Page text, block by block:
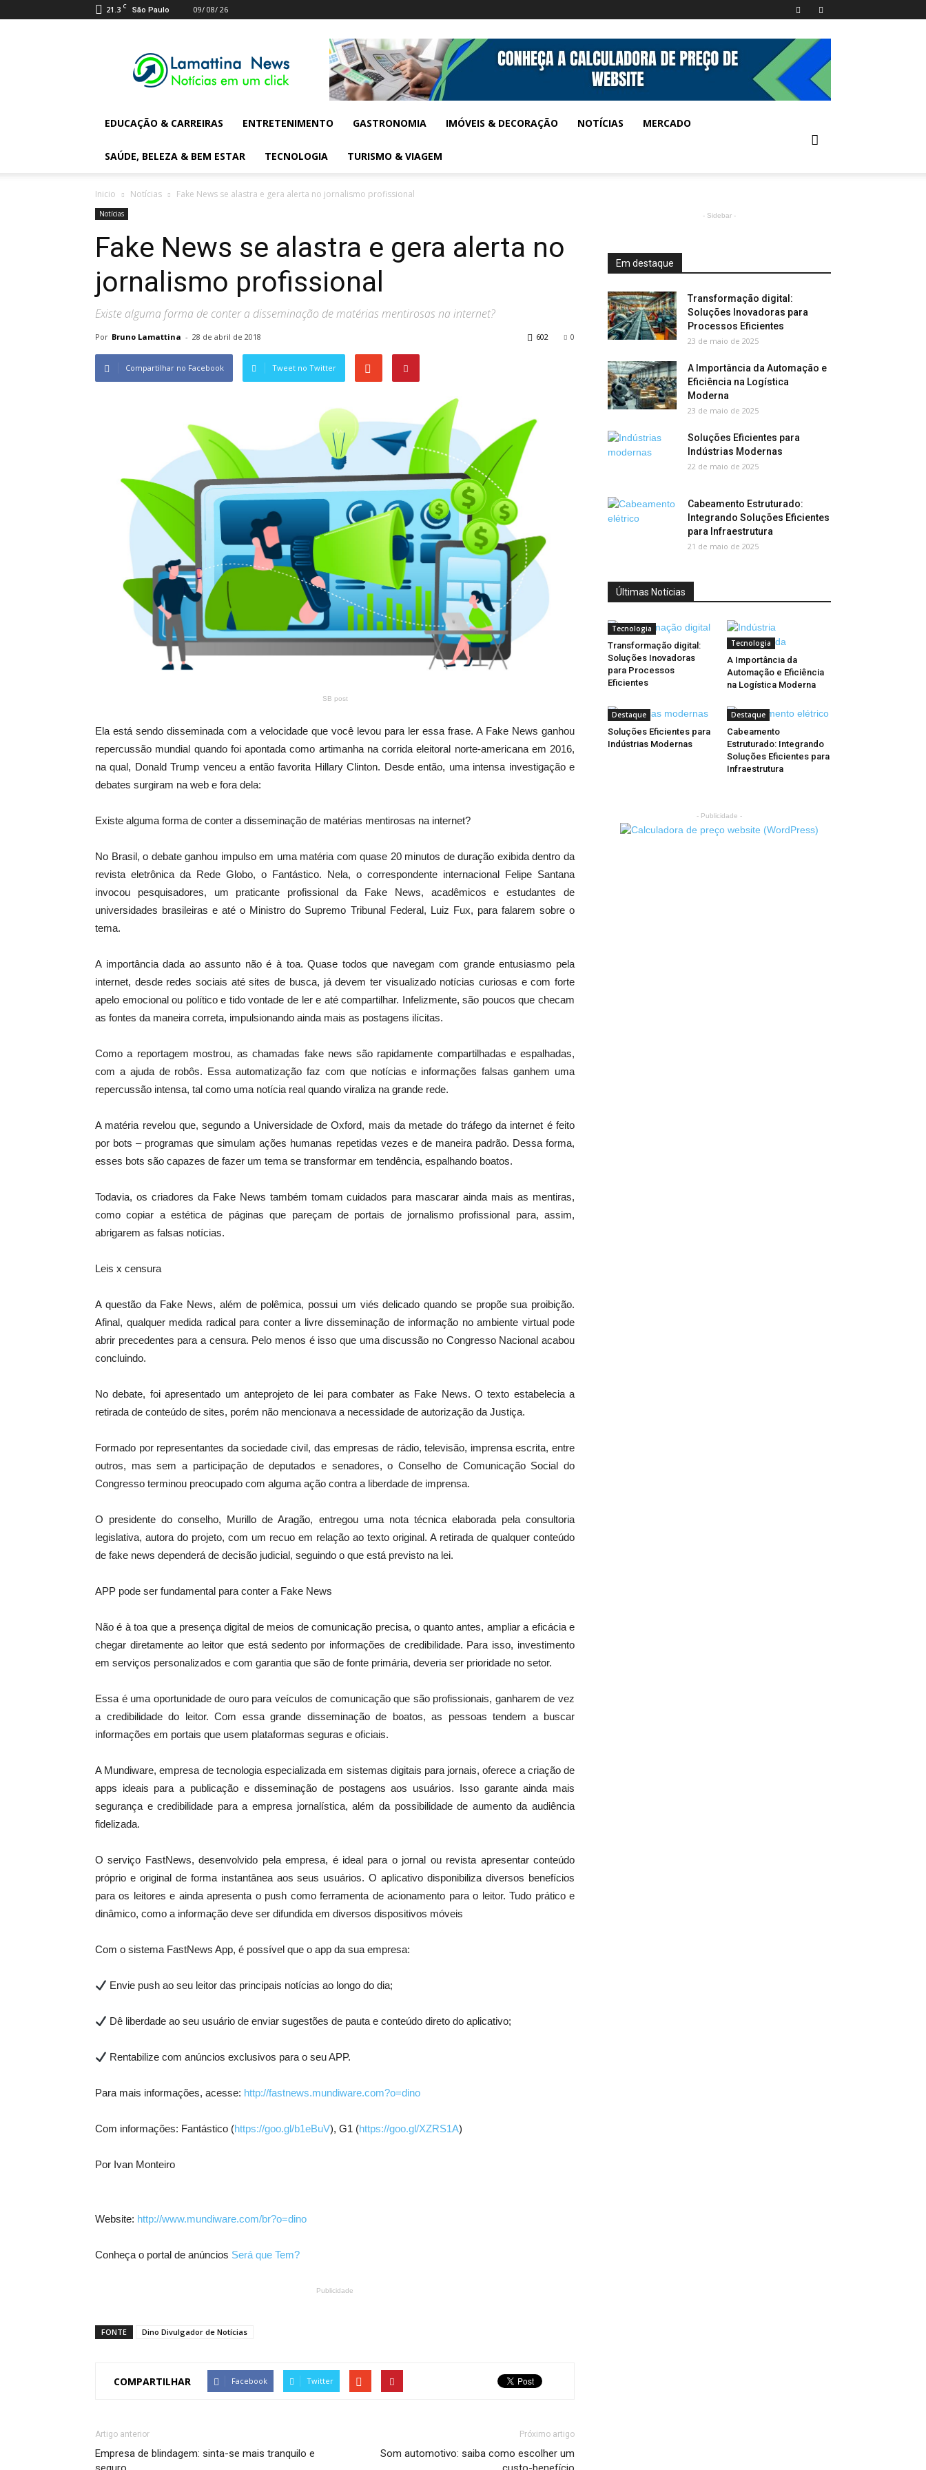
21.3 C São Paulo 09/ 08/ 26
Digital
News
EDUCAÇÃO & CARREIRAS ENTRETENIMENTO GASTRONOMIA IMÓVEIS & DECORAÇÃO NOTÍCIAS MERCADO
SAÚDE, BELEZA & BEM ESTAR TECNOLOGIA TURISMO & VIAGEM
Inicio Notícias Fake News se alastra e gera alerta no jornalismo profissional
Notícias
Fake News se alastra e gera alerta no
jornalismo profissional
Existe alguma forma de conter a disseminação de matérias mentirosas na internet?
Por Bruno Lamattina - 28 de abril de 2018 0
602
Compartilhar no Facebook Tweet no Twitter
SB post
Ela está sendo disseminada com a velocidade que você levou para ler essa frase. A Fake News ganhou
repercussão mundial quando foi apontada como artimanha na corrida eleitoral norte-americana em 2016,
na qual, Donald Trump venceu a então favorita Hillary Clinton. Desde então, uma intensa investigação e
debates surgiram na web e fora dela:
Existe alguma forma de conter a disseminação de matérias mentirosas na internet?
No Brasil, o debate ganhou impulso em uma matéria com quase 20 minutos de duração exibida dentro da
revista eletrônica da Rede Globo, o Fantástico. Nela, o correspondente internacional Felipe Santana
invocou pesquisadores, um praticante profissional da Fake News, acadêmicos e estudantes de
universidades brasileiras e até o Ministro do Supremo Tribunal Federal, Luiz Fux, para falarem sobre o
tema.
A importância dada ao assunto não é à toa. Quase todos que navegam com grande entusiasmo pela
internet, desde redes sociais até sites de busca, já devem ter visualizado notícias curiosas e com forte
apelo emocional ou político e tido vontade de ler e até compartilhar. Infelizmente, são poucos que checam
as fontes da maneira correta, impulsionando ainda mais as postagens ilícitas.
Como a reportagem mostrou, as chamadas fake news são rapidamente compartilhadas e espalhadas,
com a ajuda de robôs. Essa automatização faz com que notícias e informações falsas ganhem uma
repercussão intensa, tal como uma notícia real quando viraliza na grande rede.
A matéria revelou que, segundo a Universidade de Oxford, mais da metade do tráfego da internet é feito
por bots – programas que simulam ações humanas repetidas vezes e de maneira padrão. Dessa forma,
esses bots são capazes de fazer um tema se transformar em tendência, espalhando boatos.
Todavia, os criadores da Fake News também tomam cuidados para mascarar ainda mais as mentiras,
como copiar a estética de páginas que pareçam de portais de jornalismo profissional para, assim,
abrigarem as falsas notícias.
Leis x censura
A questão da Fake News, além de polêmica, possui um viés delicado quando se propõe sua proibição.
Afinal, qualquer medida radical para conter a livre disseminação de informação no ambiente virtual pode
abrir precedentes para a censura. Pelo menos é isso que uma discussão no Congresso Nacional acabou
concluindo.
No debate, foi apresentado um anteprojeto de lei para combater as Fake News. O texto estabelecia a
retirada de conteúdo de sites, porém não mencionava a necessidade de autorização da Justiça.
Formado por representantes da sociedade civil, das empresas de rádio, televisão, imprensa escrita, entre
outros, mas sem a participação de deputados e senadores, o Conselho de Comunicação Social do
Congresso terminou preocupado com alguma ação contra a liberdade de imprensa.
O presidente do conselho, Murillo de Aragão, entregou uma nota técnica elaborada pela consultoria
legislativa, autora do projeto, com um recuo em relação ao texto original. A retirada de qualquer conteúdo
de fake news dependerá de decisão judicial, seguindo o que está previsto na lei.
APP pode ser fundamental para conter a Fake News
Não é à toa que a presença digital de meios de comunicação precisa, o quanto antes, ampliar a eficácia e
chegar diretamente ao leitor que está sedento por informações de credibilidade. Para isso, investimento
em serviços personalizados e com garantia que são de fonte primária, deveria ser prioridade no setor.
Essa é uma oportunidade de ouro para veículos de comunicação que são profissionais, ganharem de vez
a credibilidade do leitor. Com essa grande disseminação de boatos, as pessoas tendem a buscar
informações em portais que usem plataformas seguras e oficiais.
A Mundiware, empresa de tecnologia especializada em sistemas digitais para jornais, oferece a criação de
apps ideais para a publicação e disseminação de postagens aos usuários. Isso garante ainda mais
segurança e credibilidade para a empresa jornalística, além da possibilidade de aumento da audiência
fidelizada.
O serviço FastNews, desenvolvido pela empresa, é ideal para o jornal ou revista apresentar conteúdo
próprio e original de forma instantânea aos seus usuários. O aplicativo disponibiliza diversos benefícios
para os leitores e ainda apresenta o push como ferramenta de acionamento para o leitor. Tudo prático e
dinâmico, como a informação deve ser difundida em diversos dispositivos móveis
Com o sistema FastNews App, é possível que o app da sua empresa:
Envie push ao seu leitor das principais notícias ao longo do dia;
Dê liberdade ao seu usuário de enviar sugestões de pauta e conteúdo direto do aplicativo;
Rentabilize com anúncios exclusivos para o seu APP.
Para mais informações, acesse: http://fastnews.mundiware.com?o=dino
Com informações: Fantástico (https://goo.gl/b1eBuV), G1 (https://goo.gl/XZRS1A)
Por Ivan Monteiro
Website: http://www.mundiware.com/br?o=dino
Conheça o portal de anúncios Será que Tem?
Publicidade
FONTE Dino Divulgador de Notícias
COMPARTILHAR Facebook Twitter
Artigo anterior
Empresa de blindagem: sinta-se mais tranquilo e
Próximo artigo
Som automotivo: saiba como escolher um
- Sidebar -
Em destaque
Transformação digital:
Soluções Inovadoras para
Processos Eficientes
23 de maio de 2025
A Importância da Automação e
Eficiência na Logística
Moderna
23 de maio de 2025
Soluções Eficientes para
Indústrias Modernas
22 de maio de 2025
Cabeamento Estruturado:
Integrando Soluções Eficientes
para Infraestrutura
21 de maio de 2025
Últimas Notícias
Tecnologia
Transformação digital:
Soluções Inovadoras
para Processos
Eficientes
Tecnologia
A Importância da
Automação e Eficiência
na Logística Moderna
Destaque
Soluções Eficientes para
Indústrias Modernas
Destaque
Cabeamento
Estruturado: Integrando
Soluções Eficientes para
Infraestrutura
- Publicidade -